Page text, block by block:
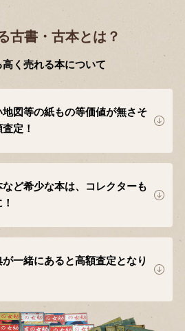
古書・古本とは？
く売れる本について
図等の紙もの等価値が無さそ
定！
ど希少な本は、コレクターも
一緒にあると高額査定となり